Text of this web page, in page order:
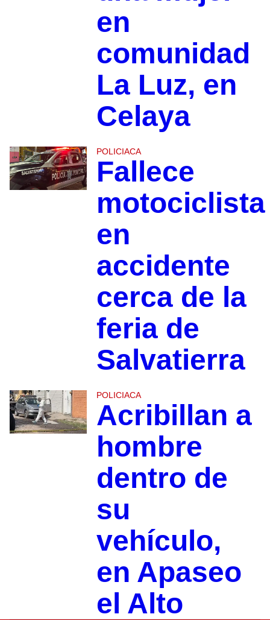
en
comunidad
La Luz, en
Celaya
POLICIACA
Fallece
motociclista
en
accidente
cerca de la
feria de
Salvatierra
POLICIACA
Acribillan a
hombre
dentro de
su
vehículo,
en Apaseo
el Alto